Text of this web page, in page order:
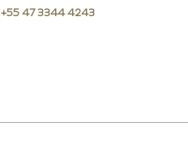
+55 47 3344 4243